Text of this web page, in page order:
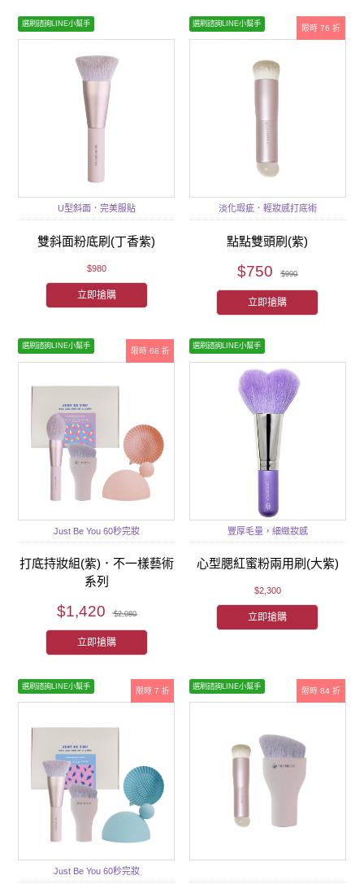
選刷諮詢LINE小幫手
U型斜面．完美服貼
雙斜面粉底刷(丁香紫)
$980
立即搶購
限時 76 折
選刷諮詢LINE小幫手
淡化瑕疵．輕妝感打底術
點點雙頭刷(紫)
$750 $990
立即搶購
限時 68 折
選刷諮詢LINE小幫手
Just Be You 60秒完妝
打底持妝組(紫)．不一樣藝術
系列
$1,420 $2,080
立即搶購
選刷諮詢LINE小幫手
豐厚毛量，細緻妝感
心型腮紅蜜粉兩用刷(大紫)
$2,300
立即搶購
限時 7 折
選刷諮詢LINE小幫手
Just Be You 60秒完妝
限時 84 折
選刷諮詢LINE小幫手